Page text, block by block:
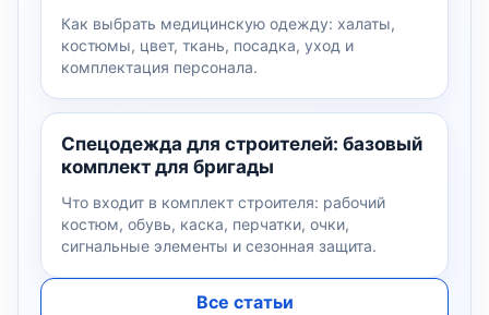
Как выбрать медицинскую одежду: халаты,
костюмы, цвет, ткань, посадка, уход и
комплектация персонала.
Спецодежда для строителей: базовый
комплект для бригады
Что входит в комплект строителя: рабочий
костюм, обувь, каска, перчатки, очки,
сигнальные элементы и сезонная защита.
Все статьи